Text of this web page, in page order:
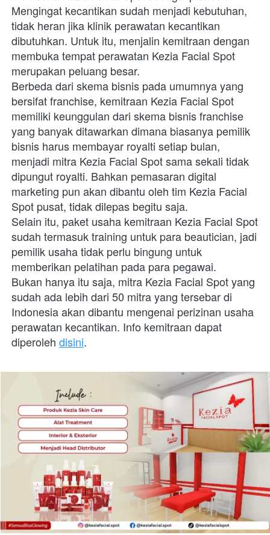
Mengingat kecantikan sudah menjadi kebutuhan,
tidak heran jika klinik perawatan kecantikan
dibutuhkan. Untuk itu, menjalin kemitraan dengan
membuka tempat perawatan Kezia Facial Spot
merupakan peluang besar.
Berbeda dari skema bisnis pada umumnya yang
bersifat franchise, kemitraan Kezia Facial Spot
memiliki keunggulan dari skema bisnis franchise
yang banyak ditawarkan dimana biasanya pemilik
bisnis harus membayar royalti setiap bulan,
menjadi mitra Kezia Facial Spot sama sekali tidak
dipungut royalti. Bahkan pemasaran digital
marketing pun akan dibantu oleh tim Kezia Facial
Spot pusat, tidak dilepas begitu saja.
Selain itu, paket usaha kemitraan Kezia Facial Spot
sudah termasuk training untuk para beautician, jadi
pemilik usaha tidak perlu bingung untuk
memberikan pelatihan pada para pegawai.
Bukan hanya itu saja, mitra Kezia Facial Spot yang
sudah ada lebih dari 50 mitra yang tersebar di
Indonesia akan dibantu mengenai perizinan usaha
perawatan kecantikan. Info kemitraan dapat
diperoleh disini.